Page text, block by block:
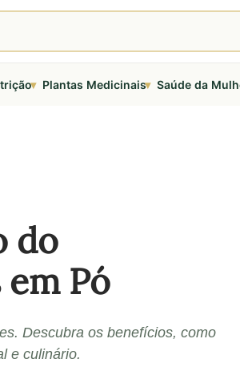
▾ Plantas Medicinais▾ Saúde da
do
Pó
Descubra os benefícios, como
e culinário.